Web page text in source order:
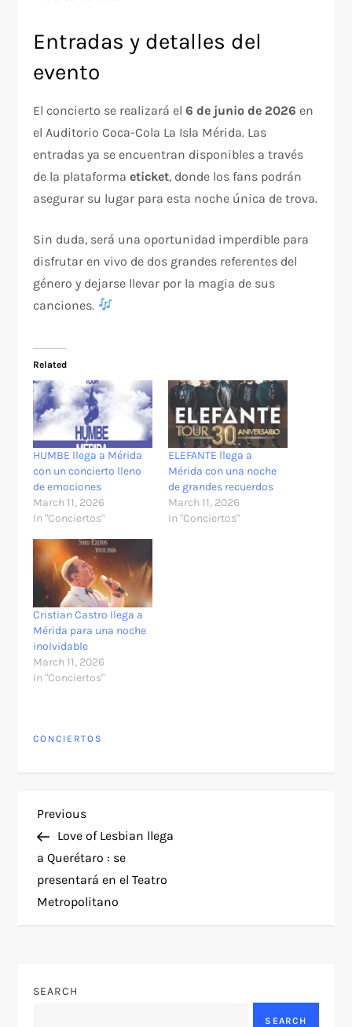
Entradas y detalles del
evento
El concierto se realizará el6 de junio de 2026 en
el Auditorio Coca-Cola La Isla Mérida. Las
entradas ya se encuentran disponibles a través
de la plataformaeticket, donde los fans podrán
asegurar su lugar para esta noche única de trova.
Sin duda, será una oportunidad imperdible para
disfrutar en vivo de dos grandes referentes del
género y dejarse llevar por la magia de sus
canciones.
Related
HUMBE llega a Mérida
con un concierto lleno
de emociones
March 11, 2026
In "Conciertos"
ELEFANTE llega a
Mérida con una noche
de grandes recuerdos
March 11, 2026
In "Conciertos"
Cristian Castro llega a
Mérida para una noche
inolvidable
March 11, 2026
In "Conciertos"
CONCIERTOS
P
o
s
a
Previous
Post
Previous
Love of Lesbian llega
a Querétaro : se
presentará en el Teatro
Metropolitano
SEARCH
SEARCH